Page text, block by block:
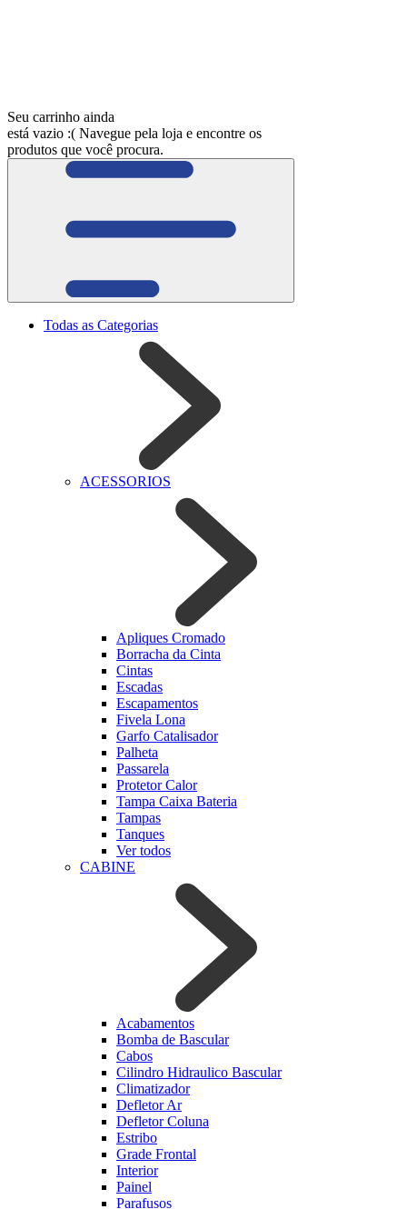
Seu carrinho ainda
está vazio :( Navegue pela loja e encontre os
produtos que você procura.
Todas as Categorias
ACESSORIOS
Apliques Cromado
Borracha da Cinta
Cintas
Escadas
Escapamentos
Fivela Lona
Garfo Catalisador
Palheta
Passarela
Protetor Calor
Tampa Caixa Bateria
Tampas
Tanques
Ver todos
CABINE
Acabamentos
Bomba de Bascular
Cabos
Cilindro Hidraulico Bascular
Climatizador
Defletor Ar
Defletor Coluna
Estribo
Grade Frontal
Interior
Painel
Parafusos